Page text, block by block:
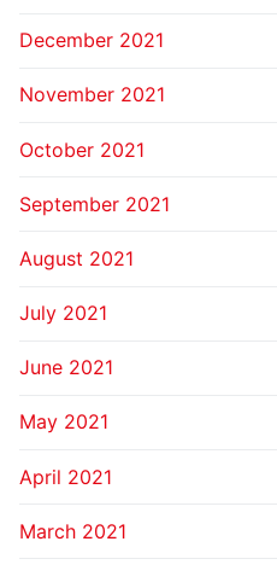
December 2021
November 2021
October 2021
September 2021
August 2021
July 2021
June 2021
May 2021
April 2021
March 2021